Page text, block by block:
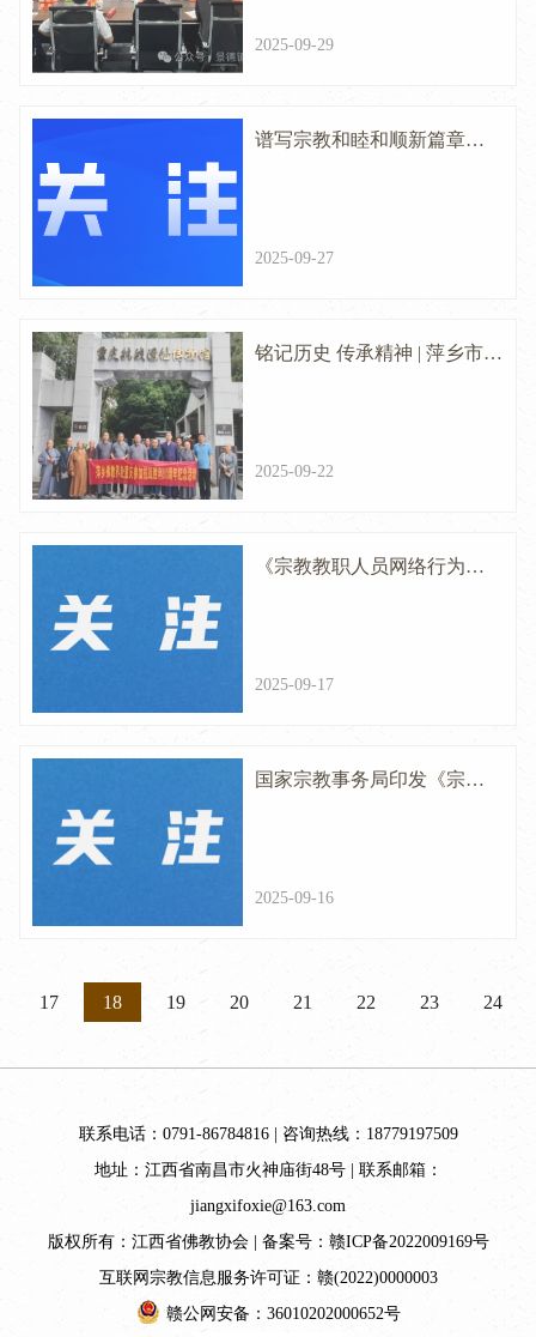
2025-09-29
谱写宗教和睦和顺新篇章
得显著成效
2025-09-27
铭记历史 传承精神 | 萍乡市佛
战争胜利80周年活动
2025-09-22
《宗教教职人员网络行为规
2025-09-17
国家宗教事务局印发《宗教
2025-09-16
17 18 19 20 21 22 23 24
联系电话：0791-86784816 | 咨询热线：18779197509
地址：江西省南昌市火神庙街48号 | 联系邮箱：
jiangxifoxie@163.com
版权所有：江西省佛教协会 | 备案号： 赣ICP备2022009169号
互联网宗教信息服务许可证：赣(2022)0000003
赣公网安备：36010202000652号